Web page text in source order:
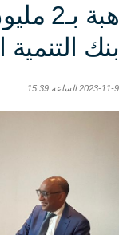
هبة
بنك التنمية
2023-11-9 الساعة 15:39